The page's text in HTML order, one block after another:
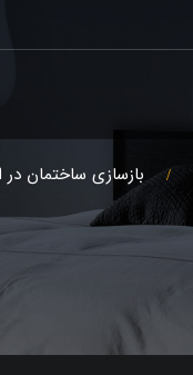
بازسازی ساختمان در